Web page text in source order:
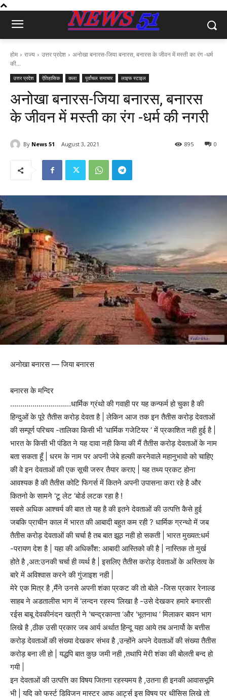
होम राज्य उत्तर प्रदेश
अनोखा बनारस-जिया बनारस, बनारस के जीवन में मस्ती का रंग -धर्म
की...
उत्तर प्रदेश ऐतिहासिक कला पूर्वांचल समाचार लाइफ स्टाइल
अनोखा बनारस-जिया बनारस, बनारस
के जीवन में मस्ती का रंग -धर्म की नगरी
By News 51 August 3, 2021 0
895
अनोखा बनारस — जिया बनारस
बनारस के मन्दिर
…………………………धार्मिक ग्रंथो की गवाही पर यह कन्फर्म हो चुका है की
हिन्दुओं के पूरे तैतीस करोड़ देवता है | लेकिन आज तक इन तैतीस करोड़ देवताओं
की सम्पूर्ण परिचय -तालिका किसी भी ‘धार्मिक गजेटियर ‘ में प्रकाशित नही हुई है |
भारत के किसी भी पंडित ने यह दावा नही किया की मैं तैतीस करोड़ देवताओं के नाम
बता सकता हूँ | धरम के नाम पर अपनी जेबे हल्की करनेवाले महानुभावो को चाहिए
की वे इन देवताओं की एक सूची जरुर तैयार कराए | यह तथ्य प्रकट होना
आवश्यक है की तैतीस कोटि फिगर्स में कितने अपनी उपासना करा रहे है और
कितनो के सामने ‘टू लेट ‘बोर्ड लटक रहा है !
सबसे अधिक आश्चर्य की बात तो यह है की इतने देवताओं की उत्पत्ति कैसे हुई
जबकि प्राचीन काल में भारत की आबादी बहुत कम रही ? धार्मिक ग्रन्थो में जब
तैतीस करोड़ देवताओं की चर्चा है तब बात झूठ नही हो सकती | भारत मुख्यत:धर्म
-परायण देश है | यहा की अधिकाँश: आबादी आस्तिको की है | नास्तिक तो मुर्ख
होते है ,अत:उनकी चर्चा ही व्यर्थ है | इसलिए तैतीस करोड़ देवताओं के अस्तित्व के
बारे में अविश्वास करने की गुंजाइश नही |
मेरे एक मित्र है ,मैंने उनसे अपनी शंका प्रकट की तो बोले -जिस प्रकार रेनाल्ड
साहब ने अडतालीस भाग में ‘लन्दन रहस्य ‘लिखा है -उसे देखकर हमारे बनारसी
रईस बाबू देवकीनंदन खत्री ने ‘चन्द्रकान्ता ‘और ‘भूतनाथ ‘ मिलाकर बावन भाग
लिखे है ,ठीक उसी प्रकार जब आर्य अर्थात हिन्दू यहा आये तब अनार्यो के बत्तीस
करोड़ देवताओं की संख्या देखकर संभव है ,उन्होंने अपने देवताओं की संख्या तैतीस
करोड़ बना ली हो | यद्धपि बात कुछ जमी नही ,तथापि मेरी शंका की बोलती बन्द हो
गयी |
इन देवताओं की उत्पत्ति का विषय जितना रहस्यमय है ,उतना ही इनकी आवासभूमि
भी | यदि को फर्स्ट डिविजन मास्टर आफ आर्ट्स इस विषय पर थीसिस लिखे तो